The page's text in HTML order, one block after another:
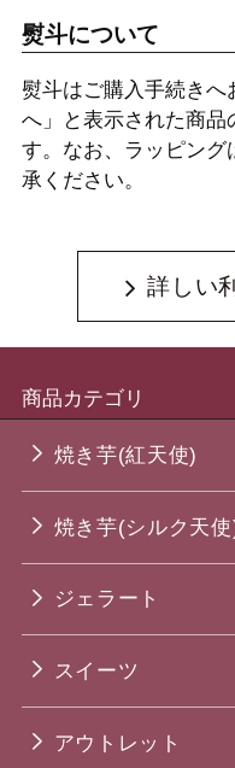
熨斗について
熨斗はご購入手続きへ
へ」と表示された商品
す。なお、ラッピング
承ください。
詳しい
商品カテゴリ
焼き芋(紅天使)
焼き芋(シルク天
ジェラート
スイーツ
アウトレット